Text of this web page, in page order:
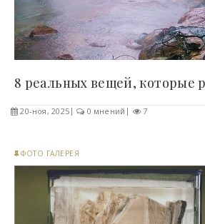
20-ноя, 2025 0 мнений 7
ФОТО ГАЛЕРЕЯ